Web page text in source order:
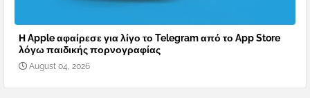
Η Apple αφαίρεσε για λίγο το Telegram από το App Store
λόγω παιδικής πορνογραφίας
August 04, 2026